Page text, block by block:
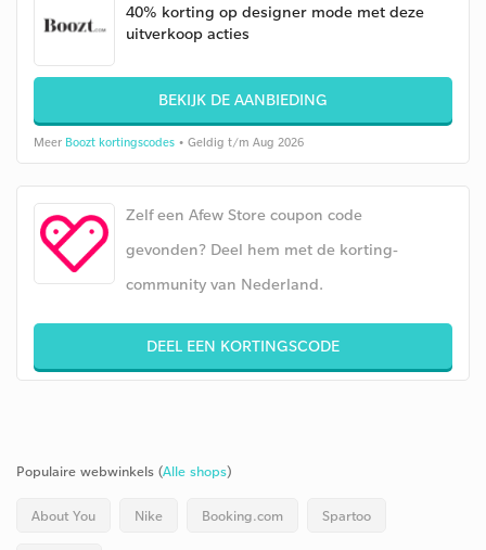
40% korting op designer mode met deze
uitverkoop acties
BEKIJK DE AANBIEDING
Meer Boozt kortingscodes • Geldig t/m Aug 2026
Zelf een Afew Store coupon code
gevonden? Deel hem met de korting-
community van Nederland.
DEEL EEN KORTINGSCODE
Populaire webwinkels (Alle shops)
About You Nike Booking.com Spartoo